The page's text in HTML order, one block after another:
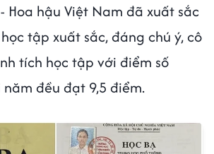
Hoa hậu Việt Nam đã xuất sắc
tập xuất sắc, đáng chú ý, cô
tích học tập với điểm số
đều đạt 9,5 điểm.